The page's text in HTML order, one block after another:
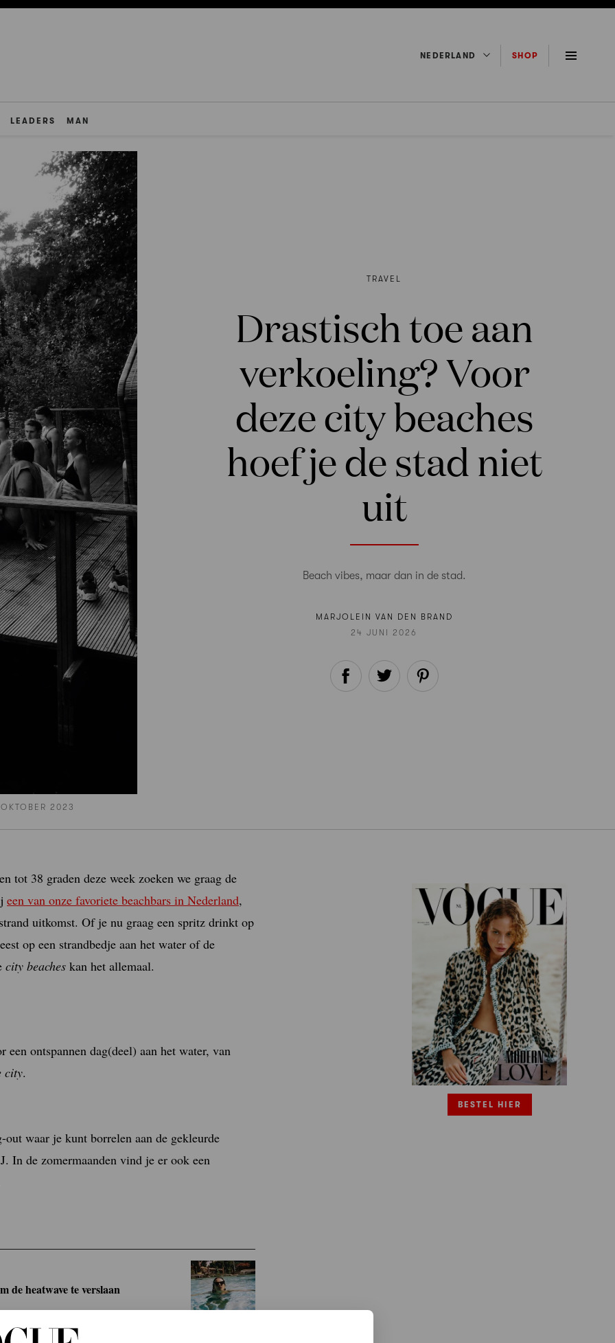
NEDERLAND SHOP
LEADERS MAN
2023
TRAVEL
Drastisch toe aan
verkoeling? Voor
deze city beaches
hoef je de stad niet
uit
Beach vibes, maar dan in de stad.
MARJOLEIN VAN DEN BRAND
24 JUNI 2026
tot 38 graden deze week zoeken we graag de
een van onze favoriete beachbars in Nederland,
uitkomst. Of je nu graag een spritz drinkt op
op een strandbedje aan het water of de
city beaches kan het allemaal.
ontspannen dag(deel) aan het water, van
city.
waar je kunt borrelen aan de gekleurde
In de zomermaanden vind je er ook een
de heatwave te verslaan
BESTEL HIER